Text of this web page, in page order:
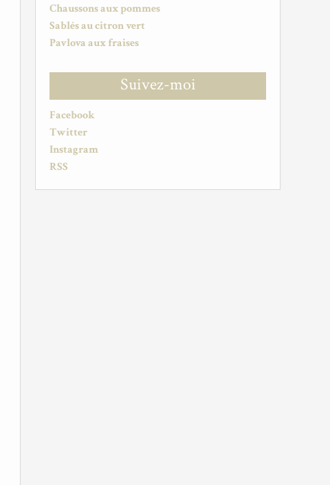
Chaussons aux pommes
Sablés au citron vert
Pavlova aux fraises
Suivez-moi
Facebook
Twitter
Instagram
RSS